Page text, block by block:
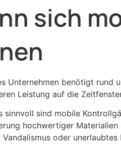
sich
Unternehmen benötigt rund
Leistung auf die
sinnvoll sind mobile
hochwertiger
Vandalismus oder